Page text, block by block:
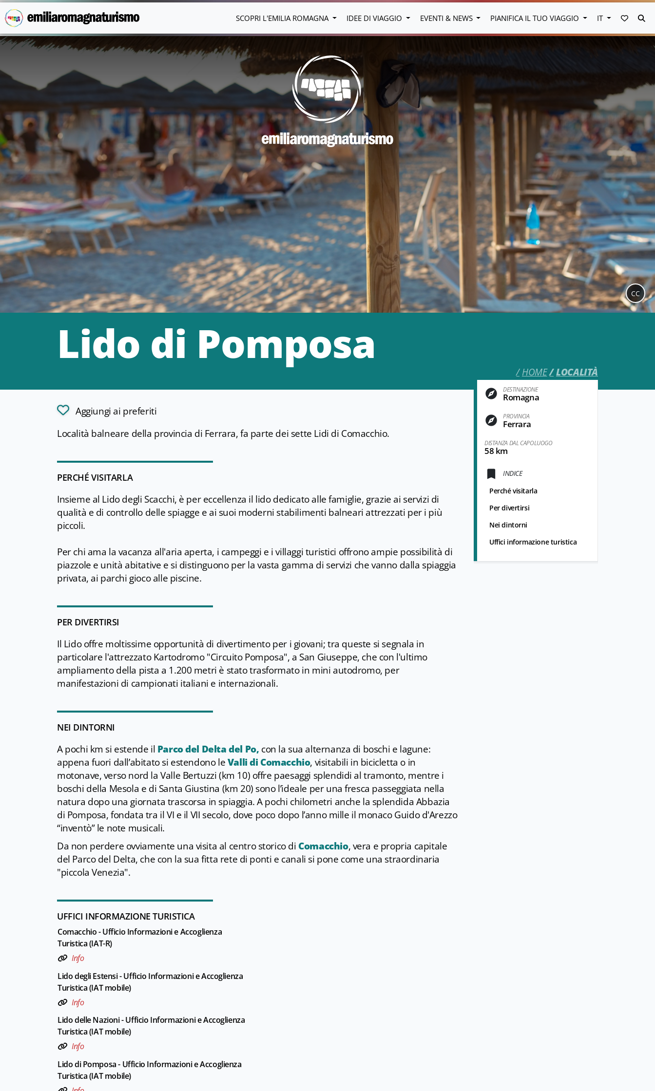
Vai al contenuto principale
SCOPRI L'EMILIA ROMAGNA IDEE DI VIAGGIO EVENTI & NEWS PIANIFICA IL TUO VIAGGIO IT VAI AI
Lido di Pomposa
HOME LOCALITÀ
CC
DESTINAZIONE
Romagna
PROVINCIA
Ferrara
DISTANZA DAL CAPOLUOGO
58 km
INDICE
Perché visitarla
Per divertirsi
Nei dintorni
Uffici informazione turistica
Aggiungi ai preferiti
Località balneare della provincia di Ferrara, fa parte dei sette Lidi di Comacchio.
PERCHÉ VISITARLA
Insieme al Lido degli Scacchi, è per eccellenza il lido dedicato alle famiglie, grazie ai servizi di
qualità e di controllo delle spiagge e ai suoi moderni stabilimenti balneari attrezzati per i più
piccoli.
Per chi ama la vacanza all'aria aperta, i campeggi e i villaggi turistici offrono ampie possibilità di
piazzole e unità abitative e si distinguono per la vasta gamma di servizi che vanno dalla spiaggia
privata, ai parchi gioco alle piscine.
PER DIVERTIRSI
Il Lido offre moltissime opportunità di divertimento per i giovani; tra queste si segnala in
particolare l'attrezzato Kartodromo "Circuito Pomposa", a San Giuseppe, che con l'ultimo
ampliamento della pista a 1.200 metri è stato trasformato in mini autodromo, per
manifestazioni di campionati italiani e internazionali.
NEI DINTORNI
A pochi km si estende il Parco del Delta del Po, con la sua alternanza di boschi e lagune:
appena fuori dall’abitato si estendono leValli di Comacchio, visitabili in bicicletta o in
motonave, verso nord la Valle Bertuzzi (km 10) offre paesaggi splendidi al tramonto, mentre i
boschi della Mesola e di Santa Giustina (km 20) sono l’ideale per una fresca passeggiata nella
natura dopo una giornata trascorsa in spiaggia. A pochi chilometri anche la splendida Abbazia
di Pomposa, fondata tra il VI e il VII secolo, dove poco dopo l’anno mille il monaco Guido d'Arezzo
“inventò” le note musicali.
Da non perdere ovviamente una visita al centro storico di Comacchio, vera e propria capitale
del Parco del Delta, che con la sua fitta rete di ponti e canali si pone come una straordinaria
"piccola Venezia".
UFFICI INFORMAZIONE TURISTICA
Comacchio - Ufficio Informazioni e Accoglienza
Turistica (IAT-R)
Info
Lido degli Estensi - Ufficio Informazioni e Accoglienza
Turistica (IAT mobile)
Info
Lido delle Nazioni - Ufficio Informazioni e Accoglienza
Turistica (IAT mobile)
Info
Lido di Pomposa - Ufficio Informazioni e Accoglienza
Turistica (IAT mobile)